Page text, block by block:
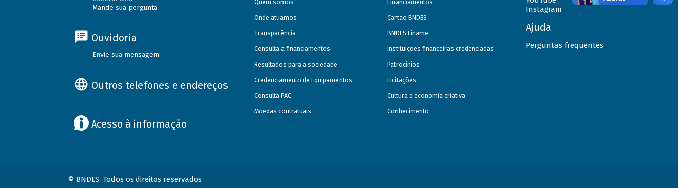
Mande sua pergunta
Ouvidoria
Envie sua mensagem
Outros telefones e endereços
Acesso à informação
Quem somos
Onde atuamos
Transparência
Consulta a financiamentos
Resultados para a sociedade
Credenciamento de Equipamentos
Consulta PAC
Moedas contratuais
Financiamentos
Cartão BNDES
BNDES Finame
Instituições financeiras credenciadas
Patrocínios
Licitações
Cultura e economia criativa
Conhecimento
Instagram
Ajuda
Perguntas frequentes
© BNDES. Todos os direitos reservados